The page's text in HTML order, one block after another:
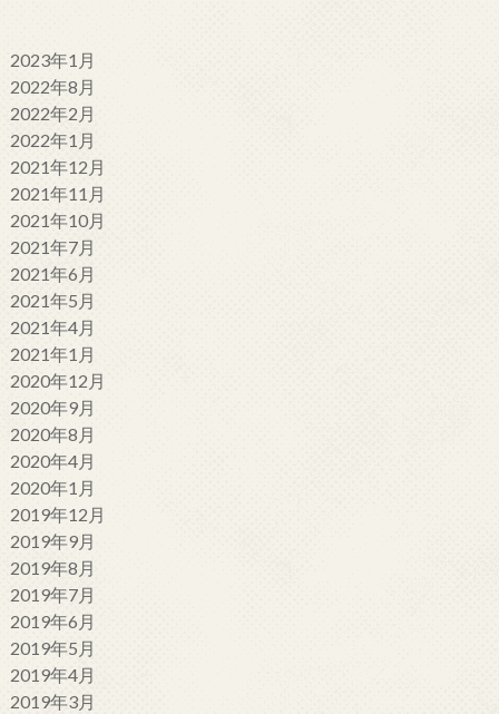
2023年1月
2022年8月
2022年2月
2022年1月
2021年12月
2021年11月
2021年10月
2021年7月
2021年6月
2021年5月
2021年4月
2021年1月
2020年12月
2020年9月
2020年8月
2020年4月
2020年1月
2019年12月
2019年9月
2019年8月
2019年7月
2019年6月
2019年5月
2019年4月
2019年3月